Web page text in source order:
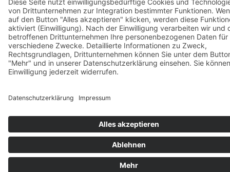
info@ff-oberleinach.de
Kontakt